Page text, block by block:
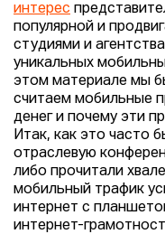
интерес
популярной и
студиями и
уникальных
этом материале мы
считаем мобильные
денег и почему эти
Итак, как это часто
отраслевую
либо прочитали
мобильный трафик
интернет с
интернет-